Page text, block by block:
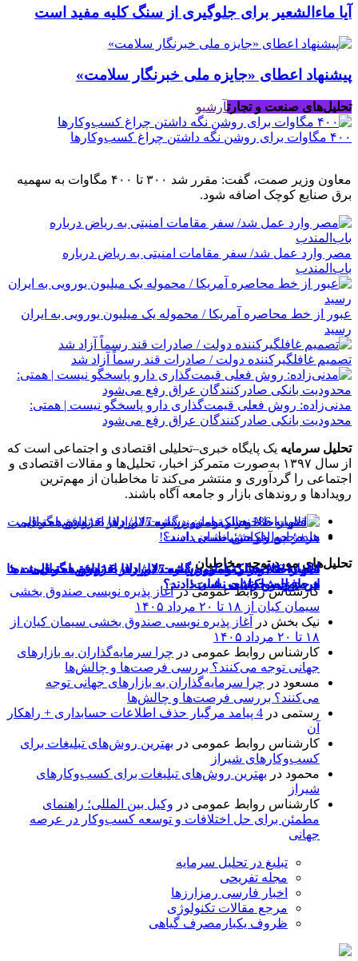
آیا ماءالشعیر برای جلوگیری از سنگ کلیه مفید است
پیشنهاد اعطای «جایزه ملی خبرنگار سلامت»
تحلیل‌های صنعت و تجارتآرشیو
۴۰۰ مگاوات برای روشن نگه داشتن چراغ کسب‌وکار‌ها
معاون وزیر صمت، گفت: مقرر شد ۳۰۰ تا ۴۰۰ مگاوات به سهمیه
برق صنایع کوچک اضافه شود.
مصر وارد عمل شد/ سفر مقامات امنیتی به ریاض درباره
باب‌المندب
عبور از خط محاصره آمریکا / محموله یک میلیون یورویی به ایران
رسید
تصمیم غافلگیرکننده دولت / صادرات قند رسماً آزاد شد
مدنی‌زاده: روش فعلی قیمت‌گذاری دارو پاسخگو نیست | همتی:
محدودیت بانکی صادرکنندگان عراق رفع می‌شود
تحلیل سرمایه یک پایگاه خبری–تحلیلی اقتصادی و اجتماعی است که
از سال ۱۳۹۷ به‌صورت متمرکز اخبار، تحلیل‌ها و مقالات اقتصادی و
اجتماعی را گردآوری و منتشر می‌کند تا مخاطبان از مهم‌ترین
رویدادها و روندهای بازار و جامعه آگاه باشند.
دلار به 186 هزار تومان برگشت/ بازارها به توافق احتمالی
هرمز چه واکنشی نشان دادند؟
اظهارات جنجالی همتی درباره دلار/ دلار ۱۶ درصد گران شده؛
این افزایش طبیعی است!
قیمت طلا و سکه امروز شنبه 17مرداد/ افزایش همه قیمت ها
+ جدول و جزئیات
تحلیل‌های مورد توجه مخاطبان
کارشناس روابط عمومیدرآغاز پذیره نویسی صندوق بخشی
سیمان کیان از ۱۸ تا ۲۰ مرداد ۱۴۰۵
نیک بخش در
آغاز پذیره نویسی صندوق بخشی سیمان کیان از
۱۸ تا ۲۰ مرداد ۱۴۰۵
کارشناس روابط عمومی در چرا سرمایه‌گذاران به بازارهای
جهانی توجه می‌کنند؟ بررسی فرصت‌ها و چالش‌ها
مسعود در چرا سرمایه‌گذاران به بازارهای جهانی توجه
می‌کنند؟ بررسی فرصت‌ها و چالش‌ها
رستمی در
4 پیامد مرگبار حذف اطلاعات حسابداری + راهکار
آن
کارشناس روابط عمومی در بهترین روش‌های تبلیغات برای
کسب‌وکارهای شیراز
محمود در بهترین روش‌های تبلیغات برای کسب‌وکارهای
شیراز
کارشناس روابط عمومی در وکیل بین المللی؛ راهنمای
مطمئن برای حل اختلافات و توسعه کسب‌وکار در عرصه
جهانی
تبلیغ در تحلیل سرمایه
مجله تفریحی
اخبار فارسی رمزارزها
مرجع مقالات تکنولوژی
ظروف یکبارمصرف گیاهی